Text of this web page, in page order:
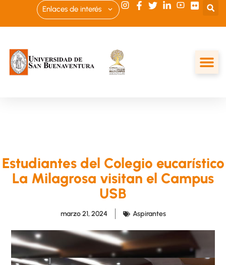
Enlaces de interés
Estudiantes del Colegio eucarístico
La Milagrosa visitan el Campus
USB
marzo 21, 2024 Aspirantes